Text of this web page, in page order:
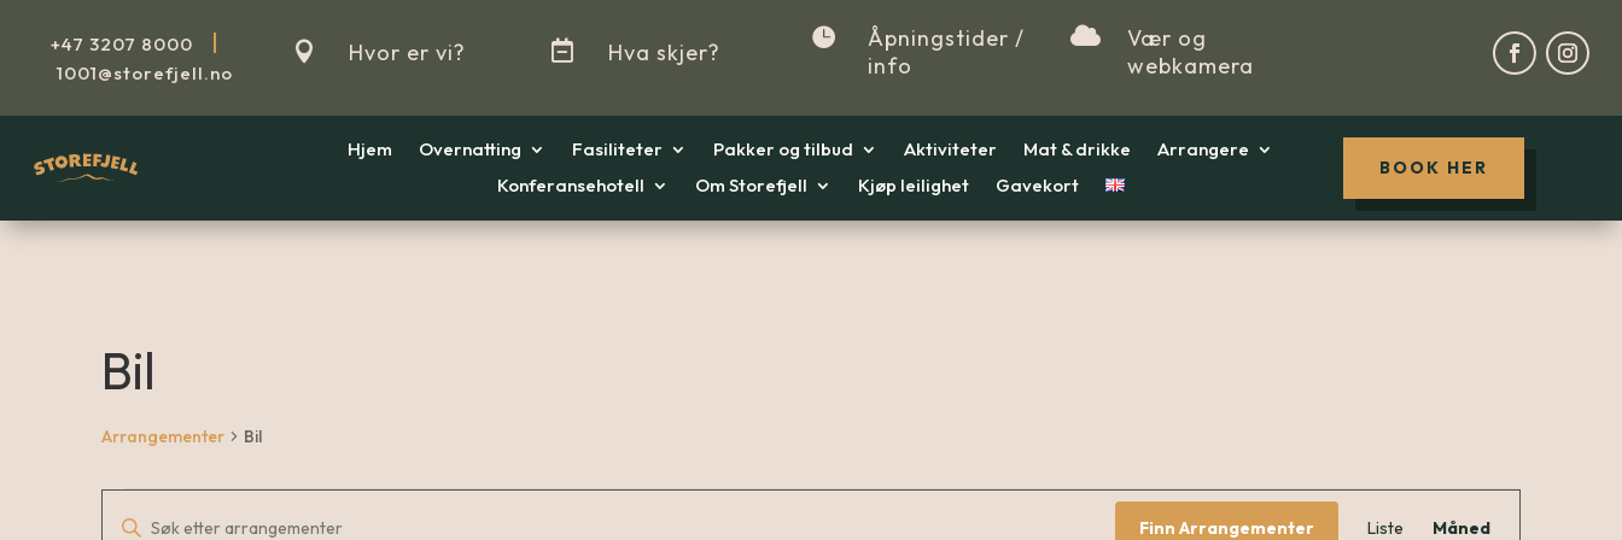
+47 3207 8000
1001@storefjell.no
 Hvor er vi?  Hva skjer?

Åpningstider /
info

Vær og
webkamera
Hjem Overnatting Fasiliteter Pakker og tilbud Aktiviteter Mat & drikke
Arrangere
Konferansehotell
Om Storefjell Kjøp leilighet Gavekort
BOOK HER
Bil
Arrangementer Bil
Skriv
Finn Arrangementer Liste Måned